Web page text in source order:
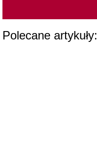
Polecane artykuły: